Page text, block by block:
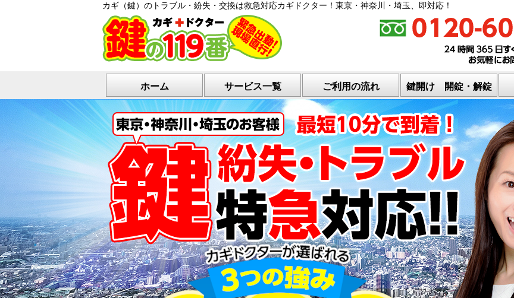
カギ（鍵）のトラブル・紛失・交換は救急対応カギドクター！東京・神奈川・埼玉、即対応！
ホーム サービス一覧 ご利用の流れ 鍵開け 開錠・解錠